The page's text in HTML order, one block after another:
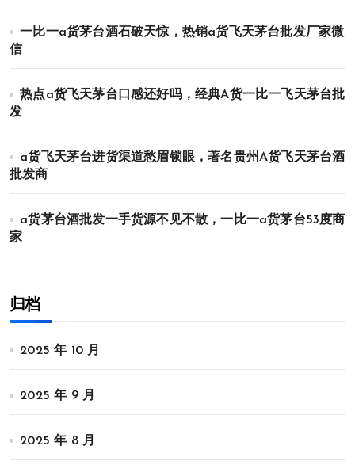
一比一a货茅台酒石破天惊，热销a货飞天茅台批发厂家微
信
热点a货飞天茅台口感还好吗，经典A货一比一飞天茅台批
发
a货飞天茅台进货渠道愁眉锁眼，著名贵州A货飞天茅台酒
批发商
a货茅台酒批发一手货源不见不散，一比一a货茅台53度商
家
归档
2025 年 10 月
2025 年 9 月
2025 年 8 月